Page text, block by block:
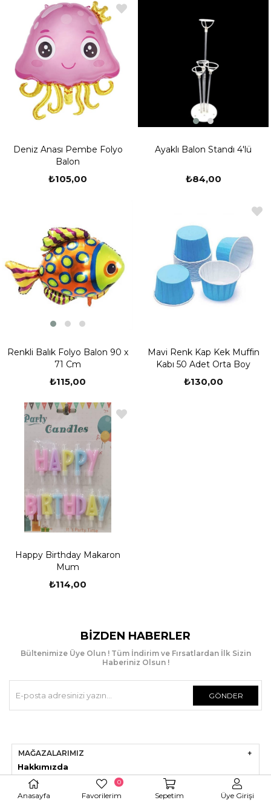
Deniz Anası Pembe Folyo
Balon
₺105,00
Ayaklı Balon Standı 4'lü
₺84,00
Renkli Balık Folyo Balon 90 x
71 Cm
₺115,00
Mavi Renk Kap Kek Muffin
Kabı 50 Adet Orta Boy
₺130,00
Happy Birthday Makaron
Mum
₺114,00
BIZDEN HABERLER
Bültenimize Üye Olun ! Tüm İndirim ve Fırsatlardan İlk Sizin
Haberiniz Olsun !
GÖNDER
MAĞAZALARIMIZ
Hakkımızda
Mağazaları
Anasayfa Favorilerim
0
Sepetim Üye Girişi